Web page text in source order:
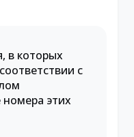
в которых
с
этих